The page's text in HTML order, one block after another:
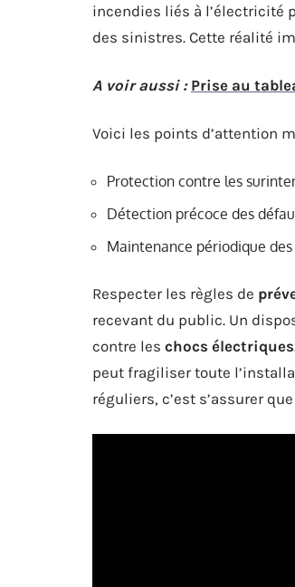
incendies liés à l’électricité
des sinistres. Cette réalité
A voir aussi : Prise au
Voici les points d’attention
Protection contre les
Détection précoce des
Maintenance périodique
Respecter les règles de
recevant du public. Un
contre les chocs électriques
peut fragiliser toute
réguliers, c’est s’assurer